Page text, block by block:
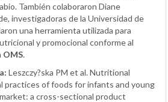
También colaboraron Diane
investigadoras de la Universidad de
una herramienta utilizada para
y promocional conforme al
OMS.
Leszczy?ska PM et al. Nutritional
practices of foods for infants and young
a cross-sectional product